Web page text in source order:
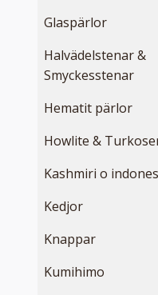
Glaspärlor
Halvädelstenar &
Smyckesstenar
Hematit pärlor
Howlite &
Kashmiri o
Kedjor
Knappar
Kumihimo